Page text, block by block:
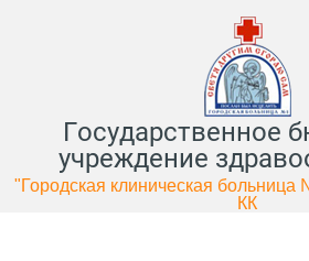
Государственное
учреждение
"Городская клиническая
КК